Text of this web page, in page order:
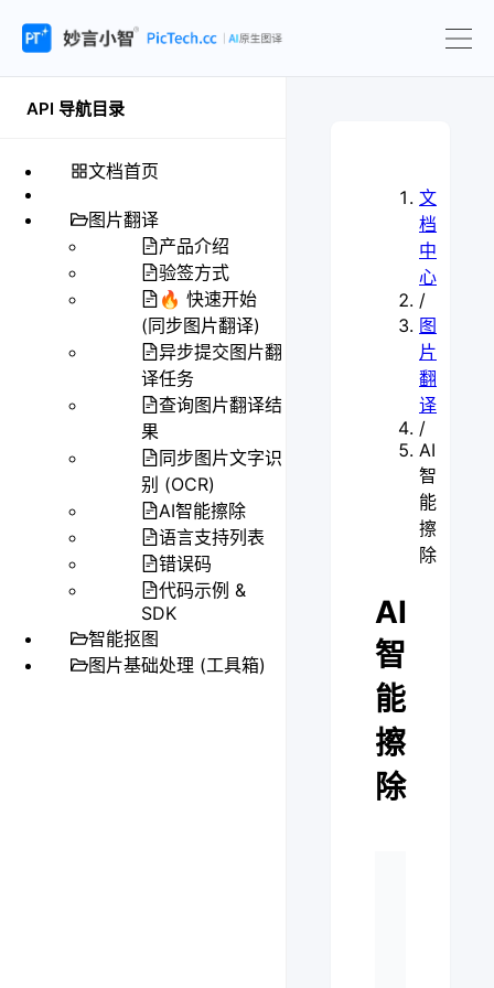
API 导航目录
文档首页
图片翻译
产品介绍
验签方式
🔥 快速开始
(同步图片翻译)
异步提交图片翻
译任务
查询图片翻译结
果
同步图片文字识
别 (OCR)
AI智能擦除
语言支持列表
错误码
代码示例 &
SDK
智能抠图
图片基础处理 (工具箱)
文
档
中
心
/
图
片
翻
译
/
AI
智
能
擦
除
AI
智
能
擦
除